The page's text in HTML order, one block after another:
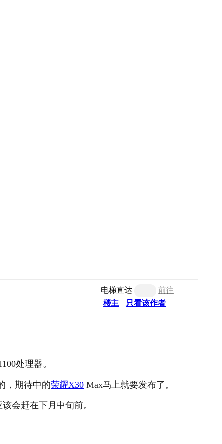
电梯直达
前往
楼主
只看该作者
处理器。
，期待中的荣耀X30 Max马上就要发布了。
会赶在下月中旬前。